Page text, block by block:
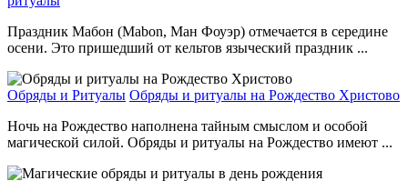
Праздник Мабон (Mabon, Ман Фоуэр) отмечается в середине
осени. Это пришедший от кельтов языческий праздник ...
Обряды и Ритуалы Обряды и ритуалы на Рождество Христово
Ночь на Рождество наполнена тайным смыслом и особой
магической силой. Обряды и ритуалы на Рождество имеют ...